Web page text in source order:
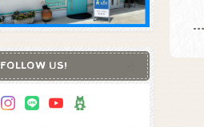
FOLLOW US!